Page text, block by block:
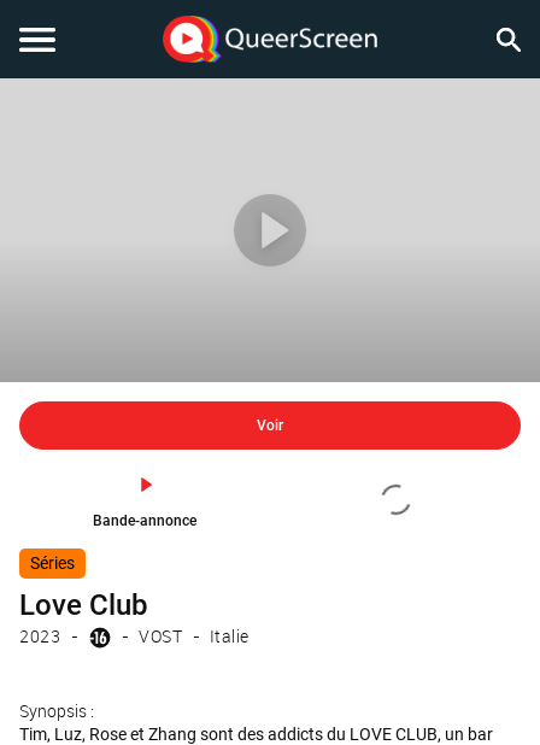
Voir
Bande-annonce
Séries
Love Club
2023 VOST Italie
Synopsis :
Tim, Luz, Rose et Zhang sont des addicts du LOVE CLUB, un bar